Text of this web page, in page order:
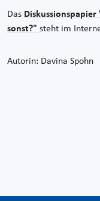
Das
sonst?" steht im
Autorin: Davina Spohn